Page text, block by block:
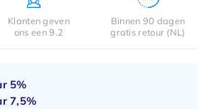
Klanten geven
ons een 9.2
Binnen 90 dagen
gratis retour (NL)
5%
7,5%